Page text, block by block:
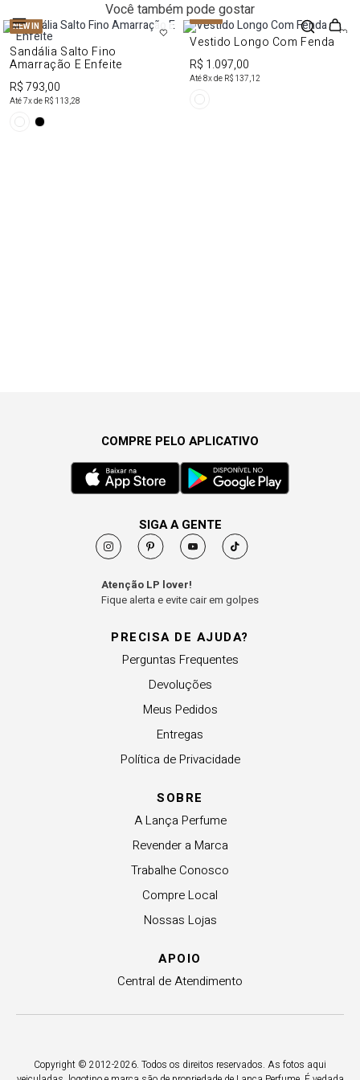
Você também pode gostar
NEW IN
Sandália Salto Fino
Amarração E Enfeite
R$ 793,00
Até7x de R$ 113,28
NEW IN
Vestido Longo Com Fenda
R$ 1.097,00
Até8x de R$ 137,12
PRECISA DE AJUDA?
Perguntas Frequentes
Devoluções
Meus Pedidos
Entregas
Política de Privacidade
SOBRE
A Lança Perfume
Revender a Marca
Trabalhe Conosco
Compre Local
Nossas Lojas
APOIO
Central de Atendimento
COMPRE PELO APLICATIVO
SIGA A GENTE
Atenção LP lover!
Fique alerta e evite cair em golpes
Copyright © 2012-2026. Todos os direitos reservados. As fotos aqui